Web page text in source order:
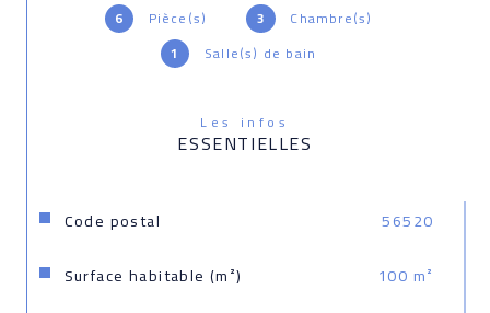
6 Pièce(s) 3
Chambre(s)
1
Salle(s) de bain
Les infos
ESSENTIELLES
Caractéristiques Valeurs
Code postal
56520
Surface habitable (m²)
100 m²
sous le numéro 524 192 887